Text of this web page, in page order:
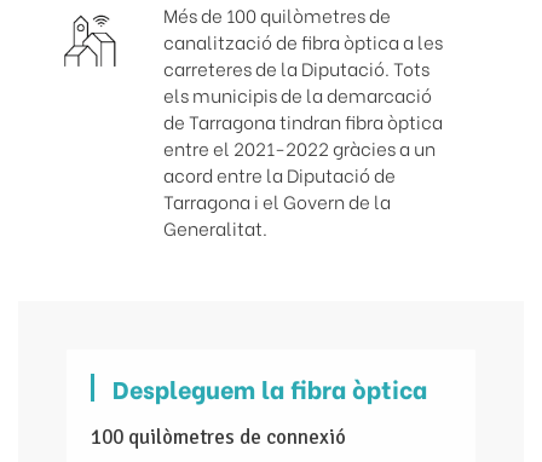
Més de 100 quilòmetres de
canalització de fibra òptica a les
carreteres de la Diputació. Tots
els municipis de la demarcació
de Tarragona tindran fibra òptica
entre el 2021-2022 gràcies a un
acord entre la Diputació de
Tarragona i el Govern de la
Generalitat.
Despleguem la fibra òptica
100 quilòmetres de connexió